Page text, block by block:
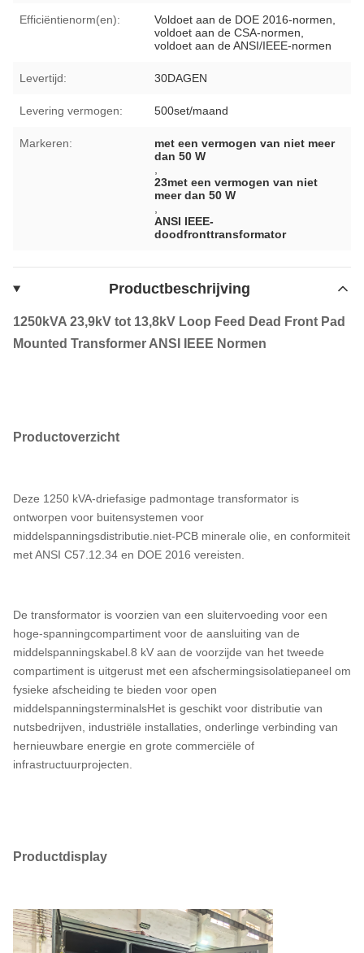
Efficiëntienorm(en):
Voldoet aan de DOE 2016-normen,
voldoet aan de CSA-normen,
voldoet aan de ANSI/IEEE-normen
Levertijd: 30DAGEN
Levering vermogen: 500set/maand
Markeren:
met een vermogen van niet meer
dan 50 W
23met een vermogen van niet
meer dan 50 W
ANSI IEEE-
doodfronttransformator
Productbeschrijving
1250kVA 23,9kV tot 13,8kV Loop Feed Dead Front Pad
Mounted Transformer ANSI IEEE Normen
Productoverzicht
Deze 1250 kVA-driefasige padmontage transformator is
ontworpen voor buitensystemen voor
middelspanningsdistributie.niet-PCB minerale olie, en conformiteit
met ANSI C57.12.34 en DOE 2016 vereisten.
De transformator is voorzien van een sluitervoeding voor een
hoge-spanningcompartiment voor de aansluiting van de
middelspanningskabel.8 kV aan de voorzijde van het tweede
compartiment is uitgerust met een afschermingsisolatiepaneel om
fysieke afscheiding te bieden voor open
middelspanningsterminalsHet is geschikt voor distributie van
nutsbedrijven, industriële installaties, onderlinge verbinding van
hernieuwbare energie en grote commerciële of
infrastructuurprojecten.
Productdisplay